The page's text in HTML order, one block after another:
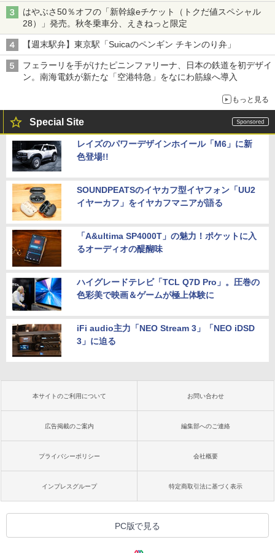
はやぶさ50％オフの「新幹線eチケット（トクだ値スペシャル
28）」発売。秋冬乗車分、えきねっと限定
【週末駅弁】東京駅「Suicaのペンギン チキンのり弁」
フェラーリを手がけたピニンファリーナ、日本の鉄道を初デザイ
ン。南海電鉄が新たな「空港特急」をなにわ筋線へ導入
もっと見る
Special Site
レイズのパワーデザインホイール「M6」に新
色登場!!
SOUNDPEATSのイヤカフ型イヤフォン「UU2
イヤーカフ」をイヤカフマニアが語る
「A&ultima SP4000T」の魅力！ポケットに入
るオーディオの醍醐味
ハイグレードテレビ「TCL Q7D Pro」。圧巻の
色彩美で映画＆ゲームが極上体験に
iFi audio主力「NEO Stream 3」「NEO iDSD
3」に迫る
本サイトのご利用について お問い合わせ
広告掲載のご案内 編集部へのご連絡
プライバシーポリシー 会社概要
インプレスグループ 特定商取引法に基づく表示
PC版で見る